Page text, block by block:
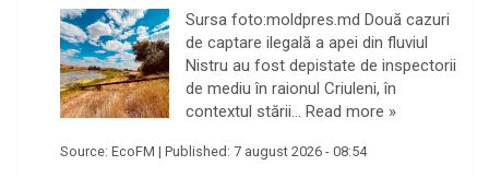
Sursa foto:moldpres.md Două cazuri
de captare ilegală a apei din fluviul
Nistru au fost depistate de inspectorii
de mediu în raionul Criuleni, în
contextul stării… Read more »
Source: EcoFM | Published: 7 august 2026 - 08:54